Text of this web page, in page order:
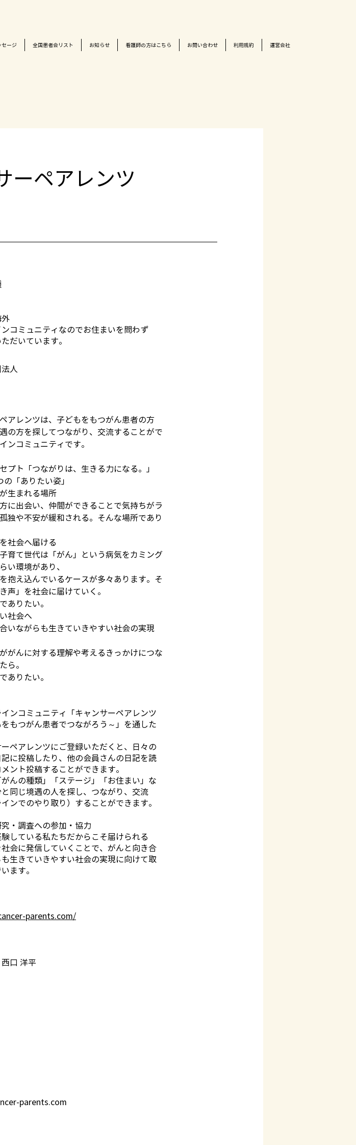
セージ 全国患者会リスト お知らせ 看護師の方はこちら お問い合わせ 利用規約 運営会社
ーペアレンツ
外
ンコミュニティなのでお住まいを問わず
だいています。
人
アレンツは、子どもをもつがん患者の方
の方を探してつながり、交流することがで
ンコミュニティです。
プト「つながりは、生きる力になる。」
の「ありたい姿」
生まれる場所
に出会い、仲間ができることで気持ちがラ
独や不安が緩和される。そんな場所であり
社会へ届ける
育て世代は「がん」という病気をカミング
い環境があり、
抱え込んでいるケースが多々あります。そ
声」を社会に届けていく。
ありたい。
社会へ
いながらも生きていきやすい社会の実現
がんに対する理解や考えるきっかけにつな
ら。
ありたい。
ンコミュニティ「キャンサーペアレンツ
をもつがん患者でつながろう～」を通した
ペアレンツにご登録いただくと、日々の
に投稿したり、他の会員さんの日記を読
ント投稿することができます。
がんの種類」「ステージ」「お住まい」な
と同じ境遇の人を探し、つながり、交流
インでのやり取り）することができます。
・調査への参加・協力
している私たちだからこそ届けられる
社会に発信していくことで、がんと向き合
も生きていきやすい社会の実現に向けて取
ます。
parents.com/
口 洋平
parents.com